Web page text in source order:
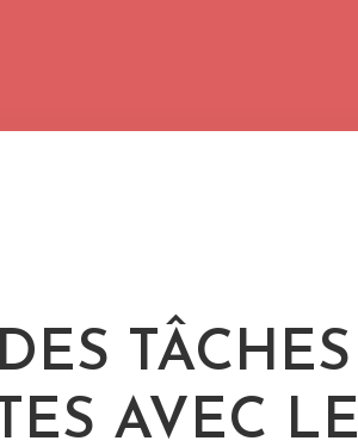
TÂCHES
AVEC LE